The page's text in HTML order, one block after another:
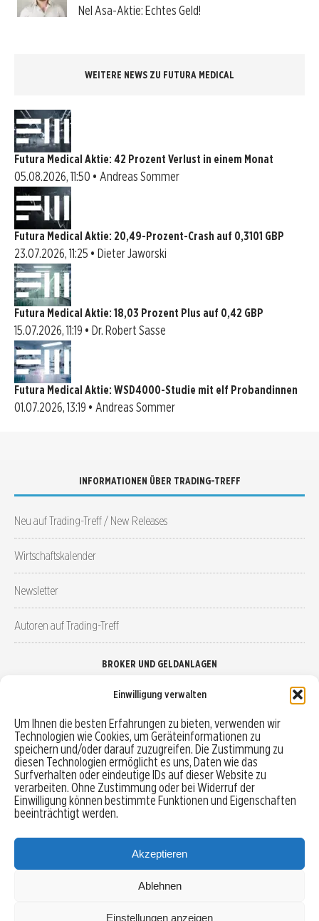
Einwilligung verwalten
Um Ihnen die besten Erfahrungen zu bieten, verwenden wir
Technologien wie Cookies, um Geräteinformationen zu
speichern und/oder darauf zuzugreifen. Die Zustimmung zu
diesen Technologien ermöglicht es uns, Daten wie das
Surfverhalten oder eindeutige IDs auf dieser Website zu
verarbeiten. Ohne Zustimmung oder bei Widerruf der
Einwilligung können bestimmte Funktionen und Eigenschaften
beeinträchtigt werden.
Akzeptieren
Ablehnen
Einstellungen anzeigen
Nel Asa-Aktie: Echtes Geld!
WEITERE NEWS ZU FUTURA MEDICAL
Futura Medical Aktie: 42 Prozent Verlust in einem Monat
05.08.2026, 11:50 • Andreas Sommer
Futura Medical Aktie: 20,49-Prozent-Crash auf 0,3101 GBP
23.07.2026, 11:25 • Dieter Jaworski
Futura Medical Aktie: 18,03 Prozent Plus auf 0,42 GBP
15.07.2026, 11:19 • Dr. Robert Sasse
Futura Medical Aktie: WSD4000-Studie mit elf Probandinnen
01.07.2026, 13:19 • Andreas Sommer
INFORMATIONEN ÜBER TRADING-TREFF
Neu auf Trading-Treff / New Releases
Wirtschaftskalender
Newsletter
Autoren auf Trading-Treff
BROKER UND GELDANLAGEN
Robo-Advisor vergleichen
Depotvergleich
Festgeld vergleichen
Tagesgeld vergleichen